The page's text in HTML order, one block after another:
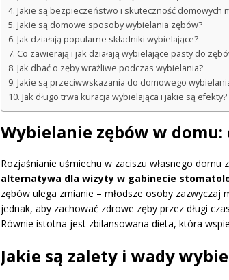
Jakie są bezpieczeństwo i skuteczność domowych
Jakie są domowe sposoby wybielania zębów?
Jak działają popularne składniki wybielające?
Co zawierają i jak działają wybielające pasty do
Jak dbać o zęby wrażliwe podczas wybielania?
Jakie są przeciwwskazania do domowego
Jak długo trwa kuracja wybielająca i jakie są efekty?
Wybielanie zębów w
Rozjaśnianie uśmiechu w zaciszu własnego domu
alternatywa dla wizyty w gabinecie
zębów ulega zmianie – młodsze osoby
jednak, aby zachować zdrowe zęby przez długi
Równie istotna jest zbilansowana dieta, która
Jakie są zalety i wady